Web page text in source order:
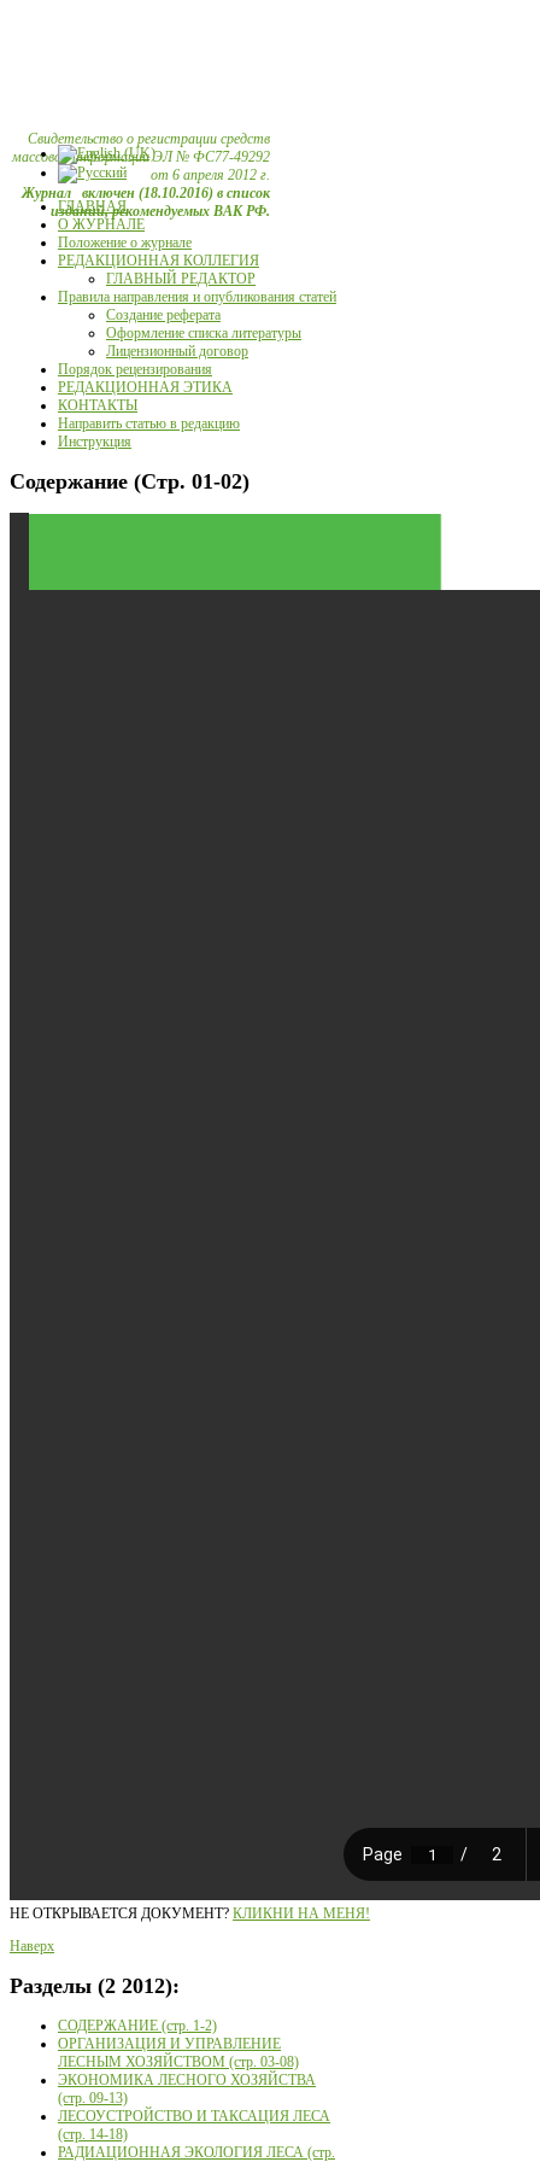
Свидетельство о регистрации средств
массовой информации ЭЛ № ФС77-49292
от 6 апреля 2012 г.
Журнал включен (18.10.2016) в список
изданий, рекомендуемых ВАК РФ.
ГЛАВНАЯ
О ЖУРНАЛЕ
Положение о журнале
РЕДАКЦИОННАЯ КОЛЛЕГИЯ
ГЛАВНЫЙ РЕДАКТОР
Правила направления и опубликования статей
Создание реферата
Оформление списка литературы
Лицензионный договор
Порядок рецензирования
РЕДАКЦИОННАЯ ЭТИКА
КОНТАКТЫ
Направить статью в редакцию
Инструкция
Содержание (Стр. 01-02)
НЕ ОТКРЫВАЕТСЯ ДОКУМЕНТ? КЛИКНИ НА МЕНЯ!
Наверх
Разделы (2 2012):
СОДЕРЖАНИЕ (стр. 1-2)
ОРГАНИЗАЦИЯ И УПРАВЛЕНИЕ
ЛЕСНЫМ ХОЗЯЙСТВОМ (стр. 03-08)
ЭКОНОМИКА ЛЕСНОГО ХОЗЯЙСТВА
(стр. 09-13)
ЛЕСОУСТРОЙСТВО И ТАКСАЦИЯ ЛЕСА
(стр. 14-18)
РАДИАЦИОННАЯ ЭКОЛОГИЯ ЛЕСА (стр.